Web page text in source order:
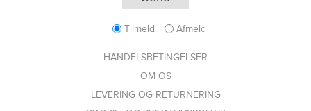
Tilmeld Afmeld
HANDELSBETINGELSER
OM OS
LEVERING OG RETURNERING